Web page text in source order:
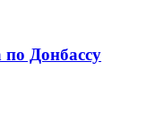
Донбассу